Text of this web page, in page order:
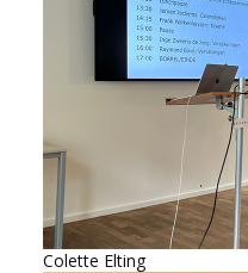
Colette Elting